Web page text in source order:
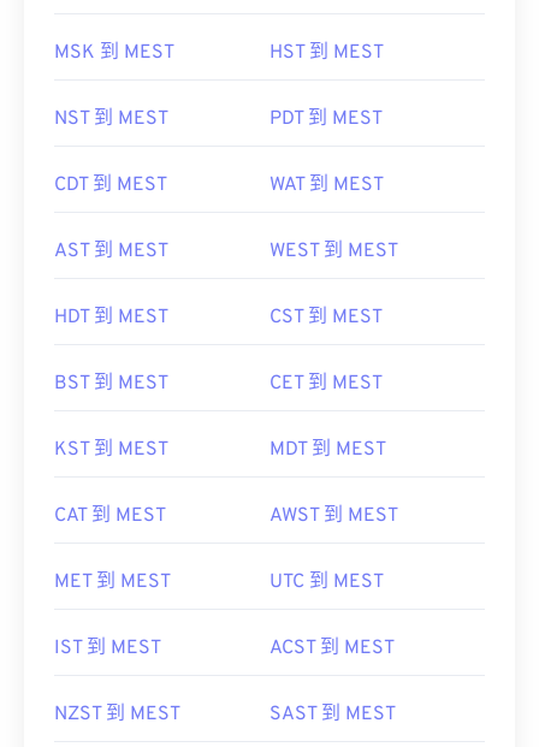
MSK 到 MEST HST 到 MEST
NST 到 MEST PDT 到 MEST
CDT 到 MEST WAT 到 MEST
AST 到 MEST WEST 到 MEST
HDT 到 MEST CST 到 MEST
BST 到 MEST CET 到 MEST
KST 到 MEST MDT 到 MEST
CAT 到 MEST AWST 到 MEST
MET 到 MEST UTC 到 MEST
IST 到 MEST ACST 到 MEST
NZST 到 MEST SAST 到 MEST